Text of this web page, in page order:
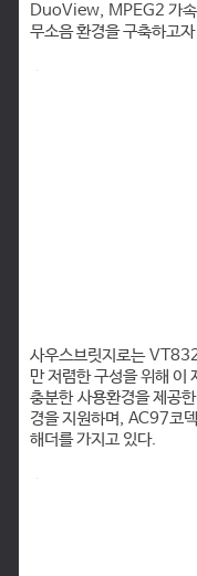
DuoView, MPEG2 가속
무소음 환경을 구축하고
사우스브릿지로는
만 저렴한 구성을 위해
충분한 사용환경을 제공
경을 지원하며, AC97코
해더를 가지고 있다.